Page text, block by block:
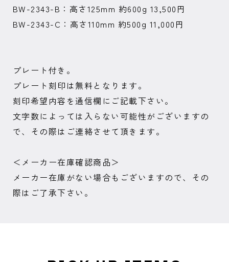
BW-2343-B：高さ125mm 約600g 13,500円
BW-2343-C：高さ110mm 約500g 11,000円
プレート付き。
プレート刻印は無料となります。
刻印希望内容を通信欄にご記載下さい。
文字数によっては入らない可能性がございますの
で、その際はご連絡させて頂きます。
＜メーカー在庫確認商品＞
メーカー在庫がない場合もございますので、その
際はご了承下さい。